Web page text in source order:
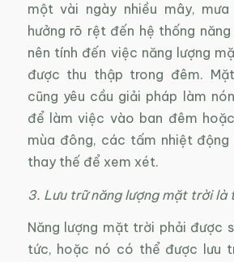
một vài ngày nhiều mây,
hưởng rõ rệt đến hệ thống năng
nên tính đến việc năng lượng
được thu thập trong đêm.
cũng yêu cầu giải pháp làm
để làm việc vào ban đêm
mùa đông, các tấm nhiệt
thay thế để xem xét.
3. Lưu trữ năng lượng mặt trời là
Năng lượng mặt trời phải được
tức, hoặc nó có thể được lưu